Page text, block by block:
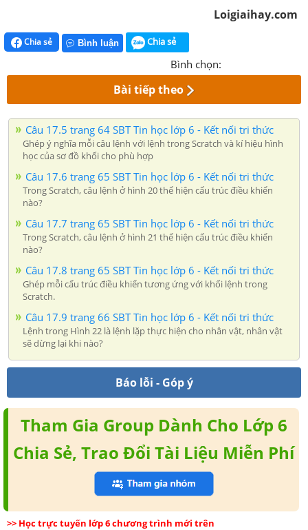
Loigiaihay.com
Chia sẻ Bình luận Chia sẻ
Bình chọn:
Bài tiếp theo
Câu 17.5 trang 64 SBT Tin học lớp 6 - Kết nối tri thức
Ghép ý nghĩa mỗi câu lệnh với lệnh trong Scratch và kí hiệu hình
học của sơ đồ khối cho phù hợp
Câu 17.6 trang 65 SBT Tin học lớp 6 - Kết nối tri thức
Trong Scratch, câu lệnh ở hình 20 thể hiện cấu trúc điều khiển
nào?
Câu 17.7 trang 65 SBT Tin học lớp 6 - Kết nối tri thức
Trong Scratch, câu lệnh ở hình 21 thể hiện cấu trúc điều khiển
nào?
Câu 17.8 trang 65 SBT Tin học lớp 6 - Kết nối tri thức
Ghép mỗi cấu trúc điều khiển tương ứng với khối lệnh trong
Scratch.
Câu 17.9 trang 66 SBT Tin học lớp 6 - Kết nối tri thức
Lệnh trong Hình 22 là lệnh lặp thực hiện cho nhân vật, nhân vật
sẽ dừng lại khi nào?
Báo lỗi - Góp ý
Tham Gia Group Dành Cho Lớp 6
Chia Sẻ, Trao Đổi Tài Liệu Miễn Phí
>> Học trực tuyến lớp 6 chương trình mới trên